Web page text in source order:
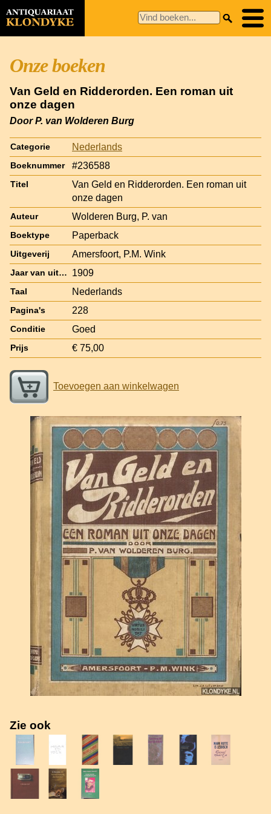
Onze boeken
Van Geld en Ridderorden. Een roman uit
onze dagen
Door P. van Wolderen Burg
Categorie Nederlands
Boeknummer #236588
Titel
Van Geld en Ridderorden. Een roman uit
onze dagen
Auteur Wolderen Burg, P. van
Boektype Paperback
Uitgeverij Amersfoort, P.M. Wink
Jaar van uitgave 1909
Taal Nederlands
Pagina's 228
Conditie Goed
Prijs € 75,00
Toevoegen aan winkelwagen
Zie ook